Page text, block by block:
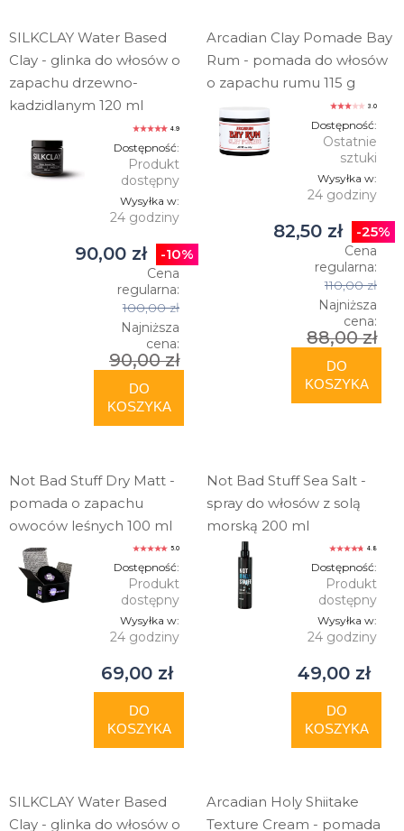
SILKCLAY Water Based
Clay - glinka do włosów o
zapachu drzewno-
kadzidlanym 120 ml
4.9
Dostępność:
Produkt
dostępny
Wysyłka w:
24 godziny
90,00 zł -10%
Cena
regularna:
100,00 zł
Najniższa
cena:
90,00 zł
DO
KOSZYKA
Arcadian Clay Pomade Bay
Rum - pomada do włosów
o zapachu rumu 115 g
3.0
Dostępność:
Ostatnie
sztuki
Wysyłka w:
24 godziny
82,50 zł -25%
Cena
regularna:
110,00 zł
Najniższa
cena:
88,00 zł
DO
KOSZYKA
Not Bad Stuff Dry Matt -
pomada o zapachu
owoców leśnych 100 ml
5.0
Dostępność:
Produkt
dostępny
Wysyłka w:
24 godziny
69,00 zł
DO
KOSZYKA
Not Bad Stuff Sea Salt -
spray do włosów z solą
morską 200 ml
4.8
Dostępność:
Produkt
dostępny
Wysyłka w:
24 godziny
49,00 zł
DO
KOSZYKA
SILKCLAY Water Based
Clay - glinka do włosów o
Arcadian Holy Shiitake
Texture Cream - pomada